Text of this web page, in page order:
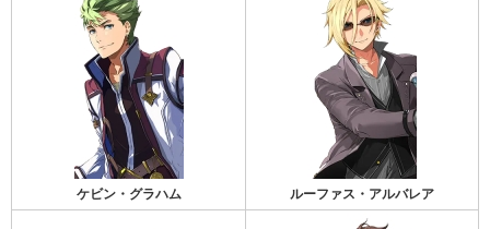
ケビン・グラハム ルーファス・アルバレア